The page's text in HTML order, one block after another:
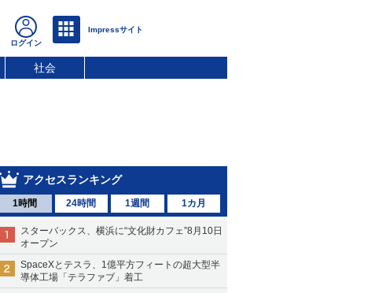
社会
アクセスランキング
1時間 24時間 1週間 1カ月
スターバックス、横浜に“文化財カフェ”8月10日
オープン
SpaceXとテスラ、1億平方フィートの超大型半
導体工場「テラファブ」着工